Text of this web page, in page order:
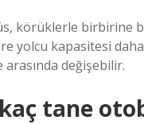
körüklerle birbirine
yolcu kapasitesi
arasında değişebilir.
kaç tane